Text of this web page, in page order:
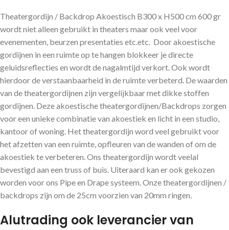
Theatergordijn / Backdrop Akoestisch B300 x H500 cm 600 gr
wordt niet alleen gebruikt in theaters maar ook veel voor
evenementen, beurzen presentaties etc.etc. Door akoestische
gordijnen in een ruimte op te hangen blokkeer je directe
geluidsreflecties en wordt de nagalmtijd verkort. Ook wordt
hierdoor de verstaanbaarheid in de ruimte verbeterd. De waarden
van de theatergordijnen zijn vergelijkbaar met dikke stoffen
gordijnen. Deze akoestische theatergordijnen/Backdrops zorgen
voor een unieke combinatie van akoestiek en licht in een studio,
kantoor of woning. Het theatergordijn word veel gebruikt voor
het afzetten van een ruimte, opfleuren van de wanden of om de
akoestiek te verbeteren. Ons theatergordijn wordt veelal
bevestigd aan een truss of buis. Uiteraard kan er ook gekozen
worden voor ons Pipe en Drape systeem. Onze theatergordijnen /
backdrops zijn om de 25cm voorzien van 20mm ringen.
Alutrading ook leverancier van